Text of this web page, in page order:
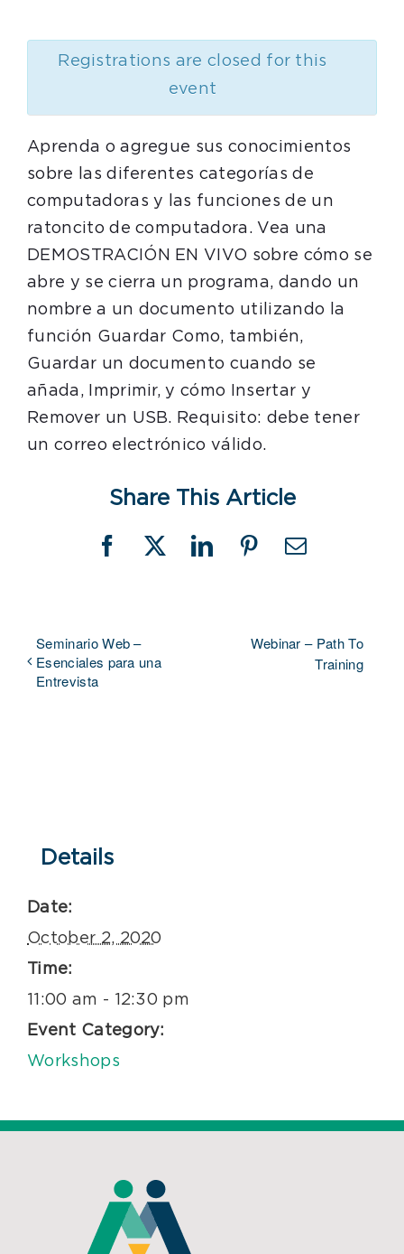
Registrations are closed for this
event
Aprenda o agregue sus conocimientos
sobre las diferentes categorías de
computadoras y las funciones de un
ratoncito de computadora. Vea una
DEMOSTRACIÓN EN VIVO sobre cómo se
abre y se cierra un programa, dando un
nombre a un documento utilizando la
función Guardar Como, también,
Guardar un documento cuando se
añada, Imprimir, y cómo Insertar y
Remover un USB. Requisito: debe tener
un correo electrónico válido.
Share This Article
Facebook
X LinkedInPinterestEmail
Seminario Web –
Esenciales para una
Entrevista
Webinar – Path To
Training
Details
Date:
October 2, 2020
Time:
11:00 am - 12:30 pm
Event Category:
Workshops